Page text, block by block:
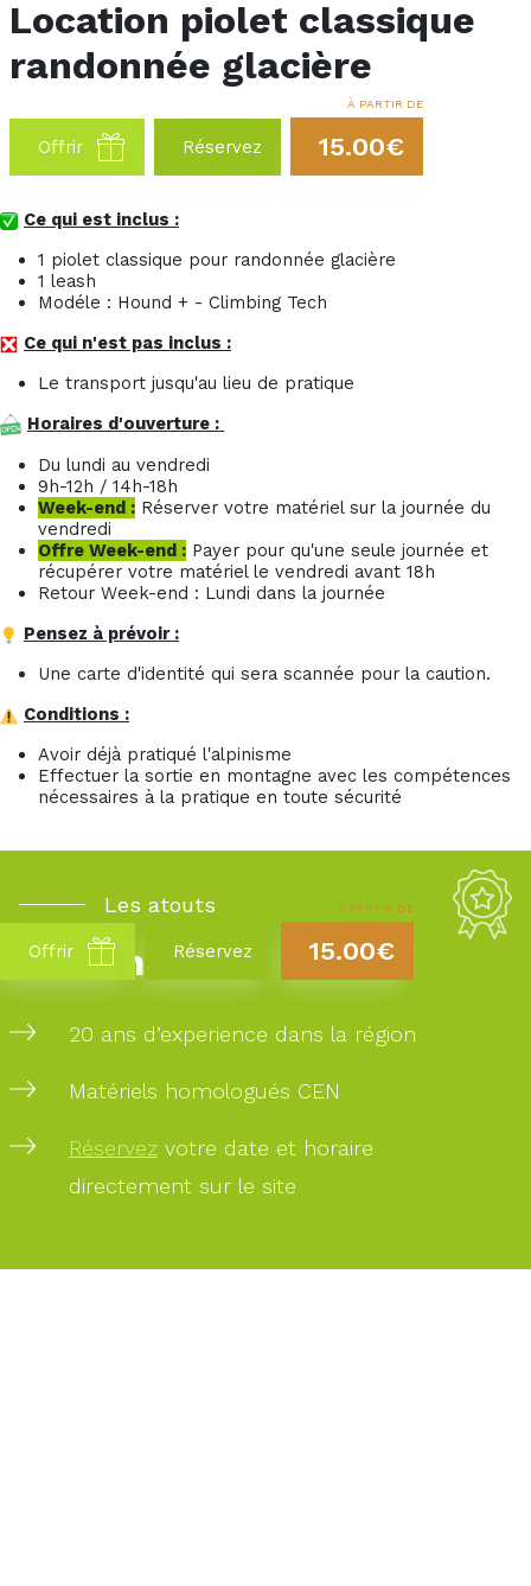
Location piolet classique
randonnée glacière
Offrir Réservez
À PARTIR DE
15.00€
Ce qui est inclus :
1 piolet classique pour randonnée glacière
1 leash
Modéle : Hound + - Climbing Tech
Ce qui n'est pas inclus :
Le transport jusqu'au lieu de pratique
Horaires d'ouverture :
Du lundi au vendredi
9h-12h / 14h-18h
Week-end : Réserver votre matériel sur la journée du
vendredi
Offre Week-end : Payer pour qu'une seule journée et
récupérer votre matériel le vendredi avant 18h
Retour Week-end : Lundi dans la journée
Pensez à prévoir :
Une carte d'identité qui sera scannée pour la caution.
Conditions :
Avoir déjà pratiqué l'alpinisme
Effectuer la sortie en montagne avec les compétences
nécessaires à la pratique en toute sécurité
Les atouts
Takamaka
20 ans d’experience dans la région
Matériels homologués CEN
Réservez votre date et horaire
directement sur le site
Offrir Réservez
À PARTIR DE
15.00€
SÉCURISÉ